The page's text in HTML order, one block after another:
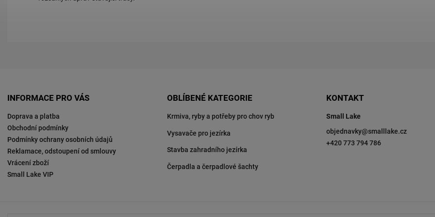
INFORMACE PRO VÁS
Doprava a platba
Obchodní podmínky
Podmínky ochrany osobních údajů
Reklamace, odstoupení od smlouvy
Vrácení zboží
Small Lake VIP
OBLÍBENÉ KATEGORIE
Krmiva, ryby a potřeby pro chov ryb
Vysavače pro jezírka
Stavba zahradního jezírka
Čerpadla a čerpadlové šachty
KONTAKT
Small Lake
objednavky@smalllake.cz
+420 773 794 786